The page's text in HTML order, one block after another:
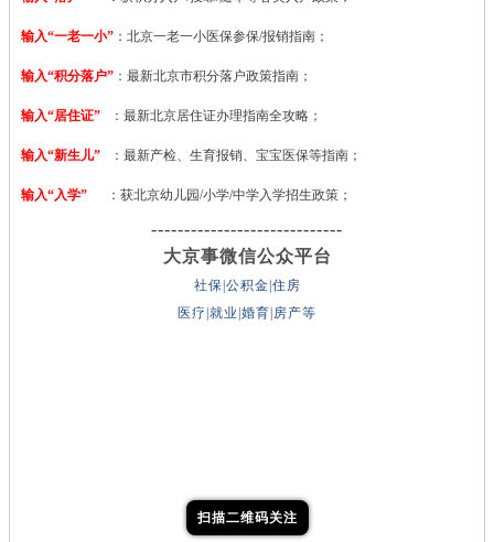
输入“一老一小” ：北京一老一小医保参保/报销指南；
输入“积分落户” ：最新北京市积分落户政策指南；
输入“居住证” ：最新北京居住证办理指南全攻略；
输入“新生儿” ：最新产检、生育报销、宝宝医保等指南；
输入“入学” ：获北京幼儿园/小学/中学入学招生政策；
-----------------------------
大京事微信公众平台
社保|公积金|住房
医疗|就业|婚育|房产等
扫描二维码关注